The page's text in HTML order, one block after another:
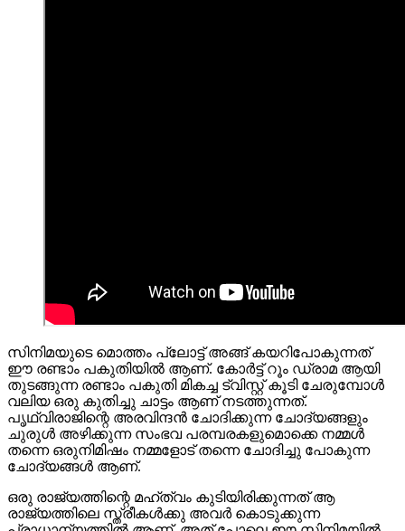
സിനിമയുടെ മൊത്തം പ്ലോട്ട് അങ്ങ് കയറിപോകുന്നത്
ഈ രണ്ടാം പകുതിയിൽ ആണ്. കോർട്ട് റൂം ഡ്രാമ ആയി
തുടങ്ങുന്ന രണ്ടാം പകുതി മികച്ച ട്വിസ്റ്റ്‌ കൂടി ചേരുമ്പോള്‍
വലിയ ഒരു കുതിച്ചു ചാട്ടം ആണ് നടത്തുന്നത്.
പൃഥ്വിരാജിന്റെ അരവിന്ദൻ ചോദിക്കുന്ന ചോദ്യങ്ങളും
ചുരുൾ അഴിക്കുന്ന സംഭവ പരമ്പരകളുമൊക്കെ നമ്മൾ
തന്നെ ഒരുനിമിഷം നമ്മളോട് തന്നെ ചോദിച്ചു പോകുന്ന
ചോദ്യങ്ങൾ ആണ്.
ഒരു രാജ്യത്തിന്റെ മഹ്ത്വം കുടിയിരിക്കുന്നത് ആ
രാജ്യത്തിലെ സ്ത്രീകൾക്കു അവർ കൊടുക്കുന്ന